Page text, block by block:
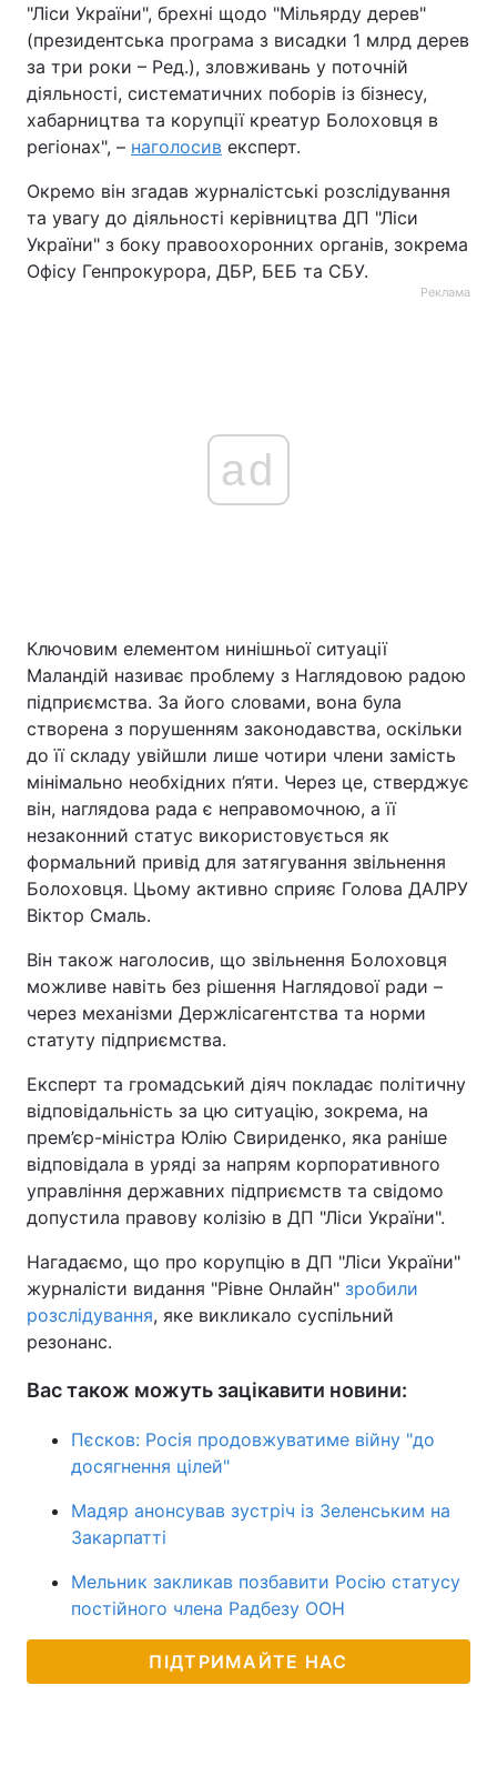
"Ліси України", брехні щодо "Мільярду дерев"
(президентська програма з висадки 1 млрд дерев
за три роки – Ред.), зловживань у поточній
діяльності, систематичних поборів із бізнесу,
хабарництва та корупції креатур Болоховця в
регіонах", – наголосив експерт.
Окремо він згадав журналістські розслідування
та увагу до діяльності керівництва ДП "Ліси
України" з боку правоохоронних органів, зокрема
Офісу Генпрокурора, ДБР, БЕБ та СБУ.
Реклама
ad
Ключовим елементом нинішньої ситуації
Маландій називає проблему з Наглядовою радою
підприємства. За його словами, вона була
створена з порушенням законодавства, оскільки
до її складу увійшли лише чотири члени замість
мінімально необхідних п’яти. Через це, стверджує
він, наглядова рада є неправомочною, а її
незаконний статус використовується як
формальний привід для затягування звільнення
Болоховця. Цьому активно сприяє Голова ДАЛРУ
Віктор Смаль.
Він також наголосив, що звільнення Болоховця
можливе навіть без рішення Наглядової ради –
через механізми Держлісагентства та норми
статуту підприємства.
Експерт та громадський діяч покладає політичну
відповідальність за цю ситуацію, зокрема, на
прем’єр-міністра Юлію Свириденко, яка раніше
відповідала в уряді за напрям корпоративного
управління державних підприємств та свідомо
допустила правову колізію в ДП "Ліси України".
Нагадаємо, що про корупцію в ДП "Ліси України"
журналісти видання "Рівне Онлайн" зробили
розслідування, яке викликало суспільний
резонанс.
Вас також можуть зацікавити новини:
Пєсков: Росія продовжуватиме війну "до
досягнення цілей"
Мадяр анонсував зустріч із Зеленським на
Закарпатті
Мельник закликав позбавити Росію статусу
постійного члена Радбезу ООН
ПІДТРИМАЙТЕ НАС